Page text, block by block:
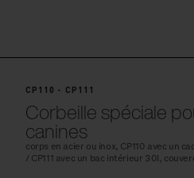
CP110 - CP111
Corbeille spéciale
canines
corps en acier ou inox, CP110 avec un
/ CP111 avec un bac intérieur 30l,